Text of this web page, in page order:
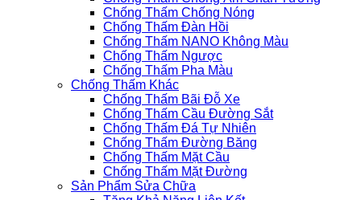
Chống Thấm Chống Nóng
Chống Thấm Đàn Hồi
Chống Thấm NANO Không Màu
Chống Thấm Ngược
Chống Thấm Pha Màu
Chống Thấm Khác
Chống Thấm Bãi Đỗ Xe
Chống Thấm Cầu Đường Sắt
Chống Thấm Đá Tự Nhiên
Chống Thấm Đường Băng
Chống Thấm Mặt Cầu
Chống Thấm Mặt Đường
Sản Phẩm Sửa Chữa